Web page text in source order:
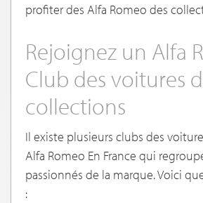
profiter des Alfa Romeo des
Rejoignez un Alfa
Club des voitures
collections
Il existe plusieurs clubs des
Alfa Romeo En France qui
passionnés de la marque. Voici
: